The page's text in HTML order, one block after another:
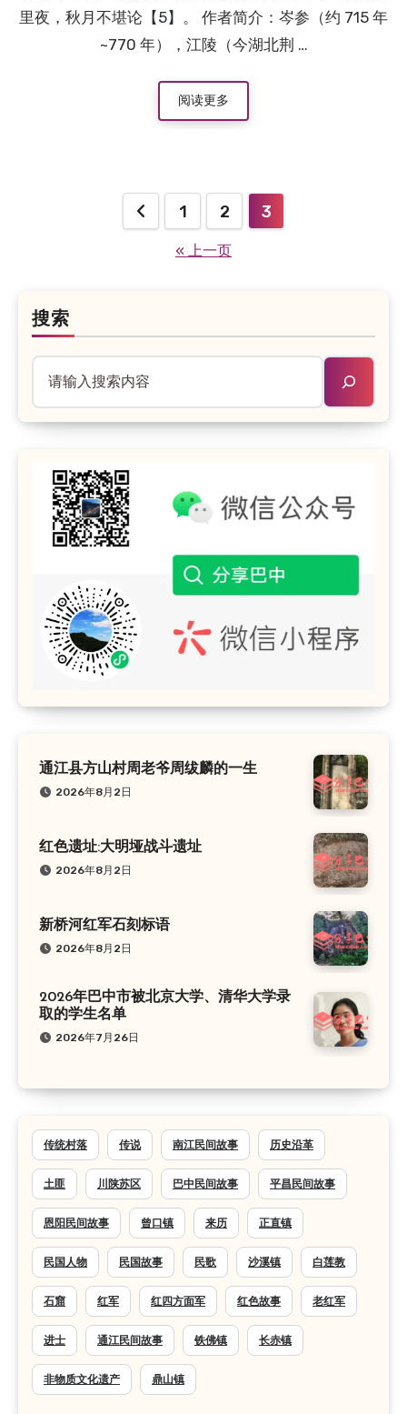
里夜，秋月不堪论【5】。 作者简介：岑参（约 715 年
~770 年），江陵（今湖北荆 …
阅读更多
页
1 2 3
« 上一页
搜索
通江县方山村周老爷周绂麟的一生
2026年8月2日
红色遗址:大明垭战斗遗址
2026年8月2日
新桥河红军石刻标语
2026年8月2日
2026年巴中市被北京大学、清华大学录
取的学生名单
2026年7月26日
传统村落 传说 南江民间故事 历史沿革
土匪 川陕苏区 巴中民间故事 平昌民间故事
恩阳民间故事 曾口镇 来历 正直镇
民国人物 民国故事 民歌 沙溪镇 白莲教
石窟 红军 红四方面军 红色故事 老红军
进士 通江民间故事 铁佛镇 长赤镇
非物质文化遗产 鼎山镇